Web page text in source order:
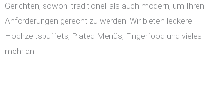
Gerichten, sowohl traditionell als auch modern, um Ihren
Anforderungen gerecht zu werden. Wir bieten leckere
Hochzeitsbuffets, Plated Menüs, Fingerfood und vieles
mehr an.